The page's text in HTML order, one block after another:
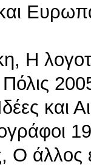
Η
και
Ο άλλος